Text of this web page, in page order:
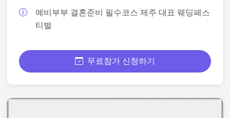
예비부부 결혼준비 필수코스 제주 대표 웨딩페스
티벌
무료참가 신청하기